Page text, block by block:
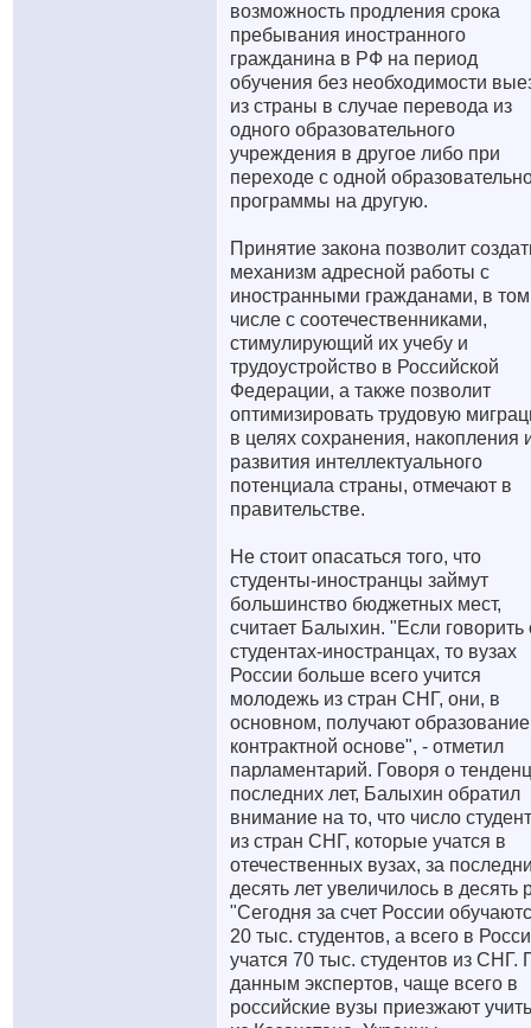
возможность продления срока
пребывания иностранного
гражданина в РФ на период
обучения без необходимости
из страны в случае перевода из
одного образовательного
учреждения в другое либо при
переходе с одной
программы на другую.
Принятие закона позволит
механизм адресной работы с
иностранными гражданами, в том
числе с соотечественниками,
стимулирующий их учебу и
трудоустройство в Российской
Федерации, а также позволит
оптимизировать трудовую
в целях сохранения, накопления
развития интеллектуального
потенциала страны, отмечают в
правительстве.
Не стоит опасаться того, что
студенты-иностранцы займут
большинство бюджетных мест,
считает Балыхин. "Если говорить
студентах-иностранцах, то вузах
России больше всего учится
молодежь из стран СНГ, они, в
основном, получают
контрактной основе", - отметил
парламентарий. Говоря о
последних лет, Балыхин обратил
внимание на то, что число
из стран СНГ, которые учатся в
отечественных вузах, за
десять лет увеличилось в десять
"Сегодня за счет России
20 тыс. студентов, а всего в
учатся 70 тыс. студентов из СНГ.
данным экспертов, чаще всего в
российские вузы приезжают